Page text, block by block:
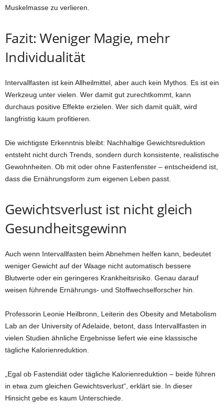
Muskelmasse zu verlieren.
Fazit: Weniger Magie, mehr
Individualität
Intervallfasten ist kein Allheilmittel, aber auch kein Mythos. Es ist ein
Werkzeug unter vielen. Wer damit gut zurechtkommt, kann
durchaus positive Effekte erzielen. Wer sich damit quält, wird
langfristig kaum profitieren.
Die wichtigste Erkenntnis bleibt: Nachhaltige Gewichtsreduktion
entsteht nicht durch Trends, sondern durch konsistente, realistische
Gewohnheiten. Ob mit oder ohne Fastenfenster – entscheidend ist,
dass die Ernährungsform zum eigenen Leben passt.
Gewichtsverlust ist nicht gleich
Gesundheitsgewinn
Auch wenn Intervallfasten beim Abnehmen helfen kann, bedeutet
weniger Gewicht auf der Waage nicht automatisch bessere
Blutwerte oder ein geringeres Krankheitsrisiko. Genau darauf
weisen führende Ernährungs- und Stoffwechselforscher hin.
Professorin Leonie Heilbronn, Leiterin des Obesity and Metabolism
Lab an der University of Adelaide, betont, dass Intervallfasten in
vielen Studien ähnliche Ergebnisse liefert wie eine klassische
tägliche Kalorienreduktion.
„Egal ob Fastendiät oder tägliche Kalorienreduktion – beide führen
in etwa zum gleichen Gewichtsverlust“, erklärt sie. In dieser
Hinsicht gebe es kaum Unterschiede.